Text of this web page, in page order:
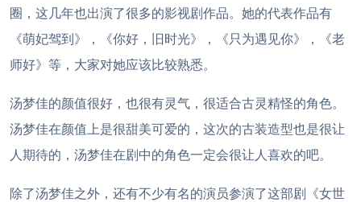
圈，这几年也出演了很多的影视剧作品。她的代表作品有
《萌妃驾到》，《你好，旧时光》，《只为遇见你》，《老
师好》等，大家对她应该比较熟悉。
汤梦佳的颜值很好，也很有灵气，很适合古灵精怪的角色。
汤梦佳在颜值上是很甜美可爱的，这次的古装造型也是很让
人期待的，汤梦佳在剧中的角色一定会很让人喜欢的吧。
除了汤梦佳之外，还有不少有名的演员参演了这部剧《女世